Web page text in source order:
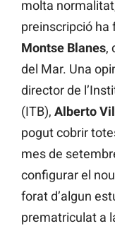
molta
preinscripció ha
Montse Blanes,
del Mar. Una
director de
(ITB), Alberto
pogut cobrir
mes de
configurar el nou
forat d’algun
prematriculat a